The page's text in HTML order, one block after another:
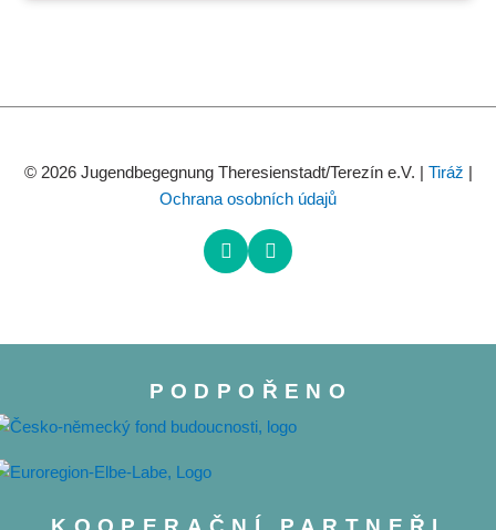
© 2026 Jugendbegegnung Theresienstadt/Terezín e.V. | Tiráž |
Ochrana osobních údajů
PODPOŘENO